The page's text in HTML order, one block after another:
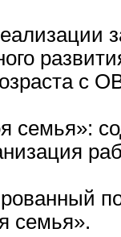
с
семья»:
семья».